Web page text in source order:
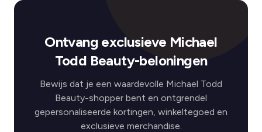
Ontvang exclusieve Michael
Todd Beauty-beloningen
Bewijs dat je een waardevolle Michael Todd
Beauty-shopper bent en ontgrendel
gepersonaliseerde kortingen, winkeltegoed en
exclusieve merchandise.